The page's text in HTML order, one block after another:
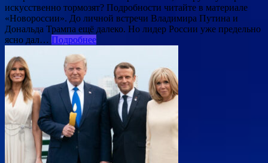
искусственно тормозят? Подробности читайте в материале
«Новороссии». До личной встречи Владимира Путина и
Дональда Трампа ещё далеко. Но лидер России уже предельно
ясно дал… Подробнее